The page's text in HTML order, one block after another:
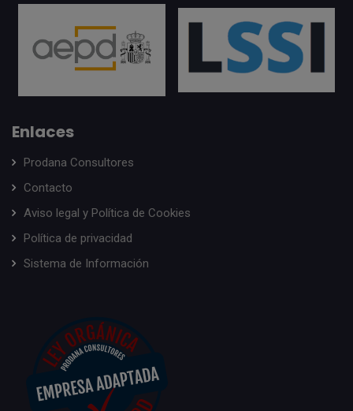
Enlaces
Prodana Consultores
Contacto
Aviso legal y Política de Cookies
Política de privacidad
Sistema de Información